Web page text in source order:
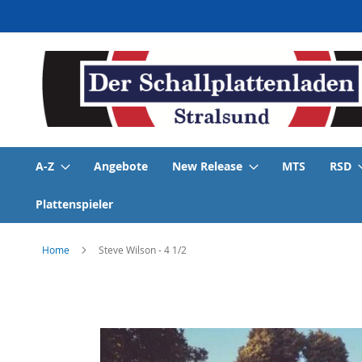
zum
Inhalt
A-Z Angebote New Release MTS RSD
Plattenspieler
Home Steve Wilson - 4 1/2